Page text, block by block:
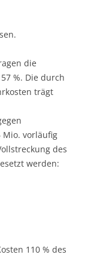
die
%. Die durch
trägt
Mio. vorläufig
des
werden:
110 % des